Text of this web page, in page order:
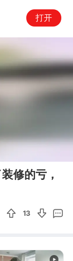
打开
修的亏，
13